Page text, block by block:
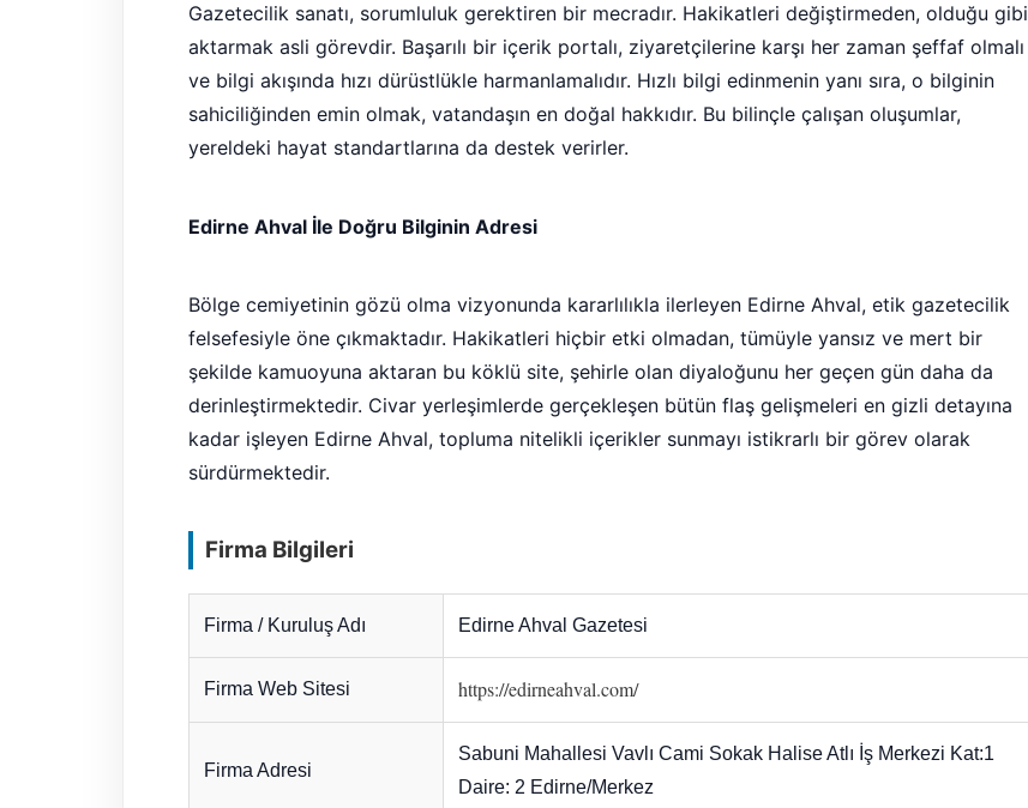
Gazetecilik sanatı, sorumluluk gerektiren bir mecradır. Hakikatleri değiştirmeden, olduğu gibi
aktarmak asli görevdir. Başarılı bir içerik portalı, ziyaretçilerine karşı her zaman şeffaf olmalı
ve bilgi akışında hızı dürüstlükle harmanlamalıdır. Hızlı bilgi edinmenin yanı sıra, o bilginin
sahiciliğinden emin olmak, vatandaşın en doğal hakkıdır. Bu bilinçle çalışan oluşumlar,
yereldeki hayat standartlarına da destek verirler.
Edirne Ahval İle Doğru Bilginin Adresi
Bölge cemiyetinin gözü olma vizyonunda kararlılıkla ilerleyen Edirne Ahval, etik gazetecilik
felsefesiyle öne çıkmaktadır. Hakikatleri hiçbir etki olmadan, tümüyle yansız ve mert bir
şekilde kamuoyuna aktaran bu köklü site, şehirle olan diyaloğunu her geçen gün daha da
derinleştirmektedir. Civar yerleşimlerde gerçekleşen bütün flaş gelişmeleri en gizli detayına
kadar işleyen Edirne Ahval, topluma nitelikli içerikler sunmayı istikrarlı bir görev olarak
sürdürmektedir.
Firma Bilgileri
Firma / Kuruluş Adı Edirne Ahval Gazetesi
Firma Web Sitesi https://edirneahval.com/
Firma Adresi
Sabuni Mahallesi Vavlı Cami Sokak Halise Atlı İş Merkezi Kat:1
Daire: 2 Edirne/Merkez